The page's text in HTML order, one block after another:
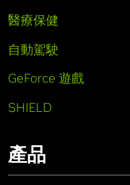
醫療保健
自動駕駛
GeForce 遊戲
SHIELD
產品